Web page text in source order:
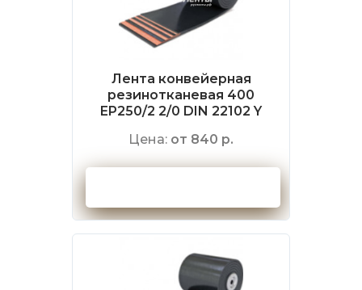
Лента конвейерная
резинотканевая 400
EP250/2 2/0 DIN 22102 Y
Цена: от 840 р.